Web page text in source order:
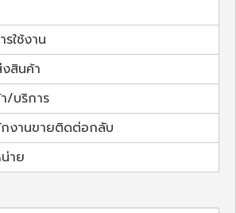
ใช้งาน
สินค้า
/บริการ
งานขายติดต่อกลับ
าย